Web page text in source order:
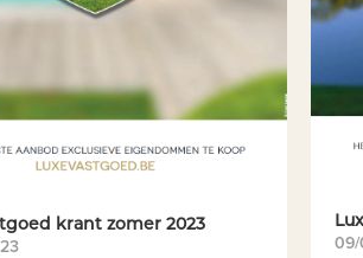
krant zomer 2023
09/